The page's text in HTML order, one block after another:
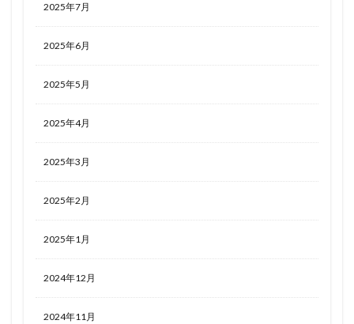
2025年7月
2025年6月
2025年5月
2025年4月
2025年3月
2025年2月
2025年1月
2024年12月
2024年11月